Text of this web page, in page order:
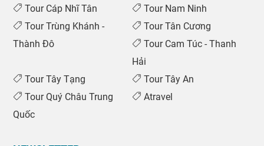
Tour Cáp Nhĩ Tân
Tour Nam Ninh
Tour Trùng Khánh -
Thành Đô
Tour Tân Cương
Tour Cam Túc - Thanh
Hải
Tour Tây Tạng
Tour Tây An
Tour Quý Châu Trung
Quốc
Atravel